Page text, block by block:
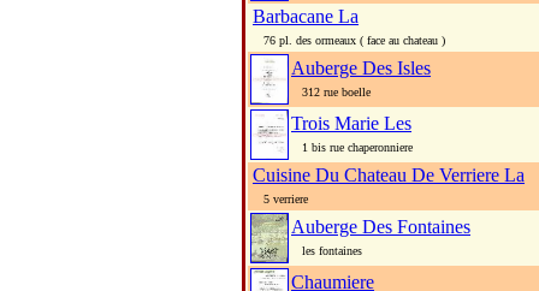
Barbacane La
76 pl. des ormeaux ( face au chateau )
Auberge Des Isles
312 rue boelle
Trois Marie Les
1 bis rue chaperonniere
Cuisine Du Chateau De Verriere La
5 verriere
Auberge Des Fontaines
les fontaines
Chaumiere